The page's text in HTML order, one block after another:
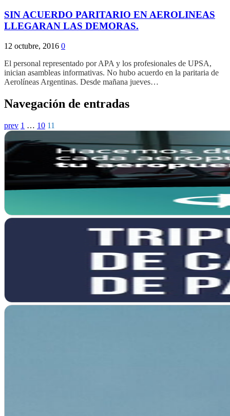
SIN ACUERDO PARITARIO EN AEROLINEAS
LLEGARAN LAS DEMORAS.
12 octubre, 2016 0
El personal representado por APA y los profesionales de UPSA,
inician asambleas informativas. No hubo acuerdo en la paritaria de
Aerolíneas Argentinas. Desde mañana jueves…
Navegación de entradas
prev 1 … 10 11